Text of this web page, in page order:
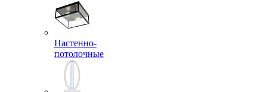
Настенно-
потолочные